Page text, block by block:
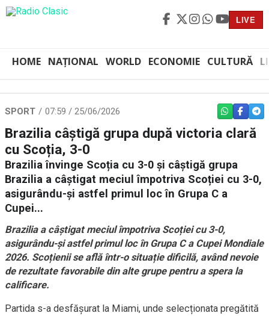
LIVE
HOME NAȚIONAL WORLD ECONOMIE CULTURĂ
SPORT 07:59 / 25/06/2026 WHATSAPP
Brazilia câștigă grupa după victoria clară
cu Scoția, 3-0
Brazilia învinge Scoția cu 3-0 și câștigă grupa
Brazilia a câștigat meciul împotriva Scoției cu 3-0,
asigurându-și astfel primul loc în Grupa C a
Cupei...
Brazilia a câștigat meciul împotriva Scoției cu 3-0,
asigurându-și astfel primul loc în Grupa C a Cupei Mondiale
2026. Scoțienii se află într-o situație dificilă, având nevoie
de rezultate favorabile din alte grupe pentru a spera la
calificare.
Partida s-a desfășurat la Miami, unde selecționata pregătită